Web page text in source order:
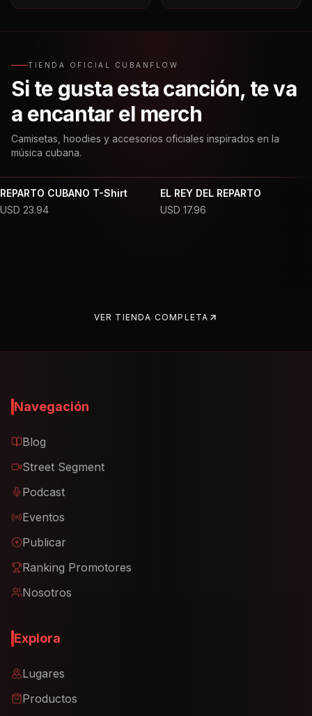
TIENDA OFICIAL CUBANFLOW
Si te gusta esta canción, te va
a encantar el merch
Camisetas, hoodies y accesorios oficiales inspirados en la
música cubana.
REPARTO CUBANO T-Shirt
USD 23.94
EL REY DEL REPARTO
USD 17.96
VER TIENDA COMPLETA
Navegación
Blog
Street Segment
Podcast
Eventos
Publicar
Ranking Promotores
Nosotros
Explora
Lugares
Productos